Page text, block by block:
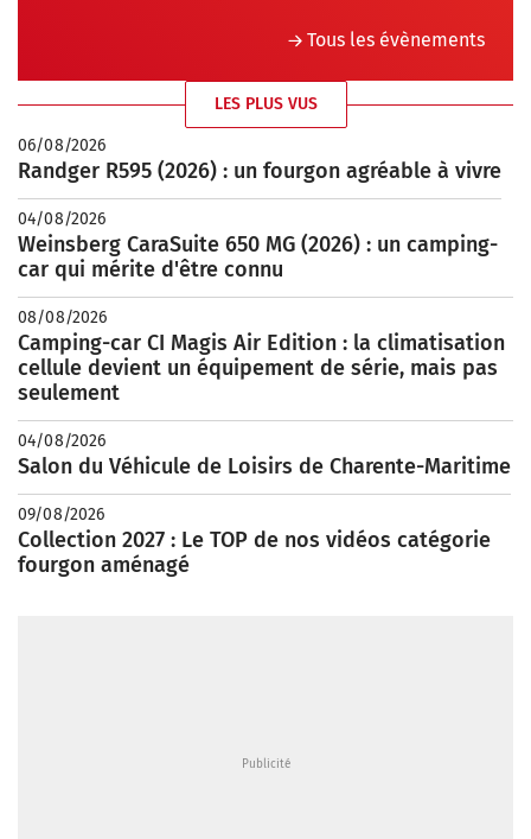
Tous les évènements
LES PLUS VUS
06/08/2026
Randger R595 (2026) : un fourgon agréable à vivre
04/08/2026
Weinsberg CaraSuite 650 MG (2026) : un camping-
car qui mérite d'être connu
08/08/2026
Camping-car CI Magis Air Edition : la climatisation
cellule devient un équipement de série, mais pas
seulement
04/08/2026
Salon du Véhicule de Loisirs de Charente-Maritime
09/08/2026
Collection 2027 : Le TOP de nos vidéos catégorie
fourgon aménagé